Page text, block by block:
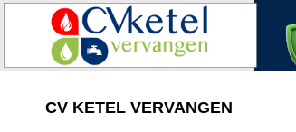
CV KETEL VERVANGEN